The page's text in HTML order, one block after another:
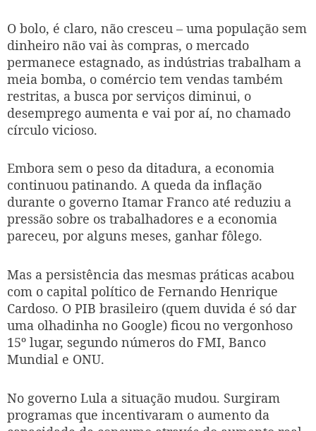
O bolo, é claro, não cresceu – uma população sem
dinheiro não vai às compras, o mercado
permanece estagnado, as indústrias trabalham a
meia bomba, o comércio tem vendas também
restritas, a busca por serviços diminui, o
desemprego aumenta e vai por aí, no chamado
círculo vicioso.
Embora sem o peso da ditadura, a economia
continuou patinando. A queda da inflação
durante o governo Itamar Franco até reduziu a
pressão sobre os trabalhadores e a economia
pareceu, por alguns meses, ganhar fôlego.
Mas a persistência das mesmas práticas acabou
com o capital político de Fernando Henrique
Cardoso. O PIB brasileiro (quem duvida é só dar
uma olhadinha no Google) ficou no vergonhoso
15º lugar, segundo números do FMI, Banco
Mundial e ONU.
No governo Lula a situação mudou. Surgiram
programas que incentivaram o aumento da